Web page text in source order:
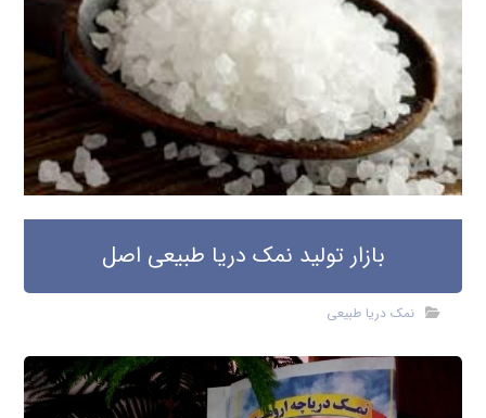
بازار تولید نمک دریا طبیعی اصل
نمک دریا طبیعی